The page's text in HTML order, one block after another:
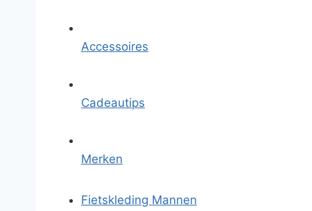
Accessoires
Cadeautips
Merken
Fietskleding Mannen